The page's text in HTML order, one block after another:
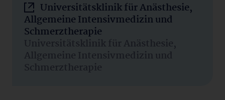
Universitätsklinik für Anästhesie,
Allgemeine Intensivmedizin und
Schmerztherapie
Universitätsklinik für Anästhesie,
Allgemeine Intensivmedizin und
Schmerztherapie